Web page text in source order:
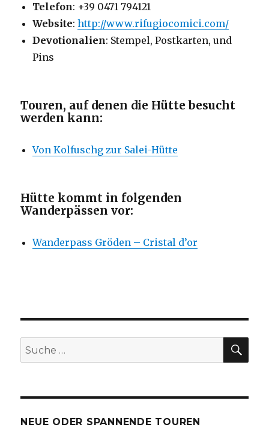
Telefon: +39 0471 794121
Website:http://www.rifugiocomici.com/
Devotionalien: Stempel, Postkarten, und
Pins
Touren, auf denen die Hütte besucht
werden kann:
Von Kolfuschg zur Salei-Hütte
Hütte kommt in folgenden
Wanderpässen vor:
Wanderpass Gröden – Cristal d’or
Suche
nach:
NEUE ODER SPANNENDE TOUREN